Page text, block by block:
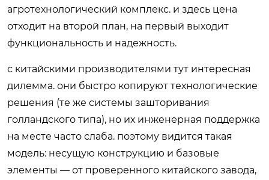
агротехнологический комплекс. и здесь цена
отходит на второй план, на первый выходит
функциональность и надежность.
с китайскими производителями тут интересная
дилемма. они быстро копируют технологические
решения (те же системы зашторивания
голландского типа), но их инженерная поддержка
на месте часто слаба. поэтому видится такая
модель: несущую конструкцию и базовые
элементы — от проверенного китайского завода,